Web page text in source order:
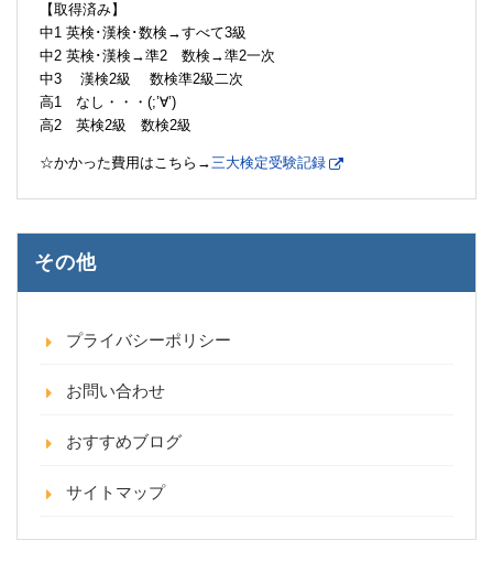
【取得済み】
中1 英検･漢検･数検→すべて3級
中2 英検･漢検→準2 数検→準2一次
中3 漢検2級 数検準2級二次
高1 なし・・・(;’∀’)
高2 英検2級 数検2級
☆かかった費用はこちら→三大検定受験記録
その他
プライバシーポリシー
お問い合わせ
おすすめブログ
サイトマップ